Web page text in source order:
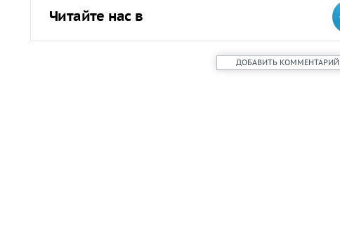
Читайте нас в
ДОБАВИТЬ КОММЕНТАРИЙ